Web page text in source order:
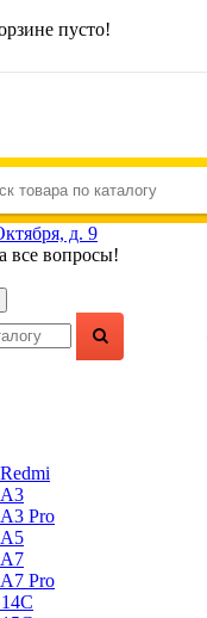
пусто!
д. 9
все вопросы!
Pro
Pro